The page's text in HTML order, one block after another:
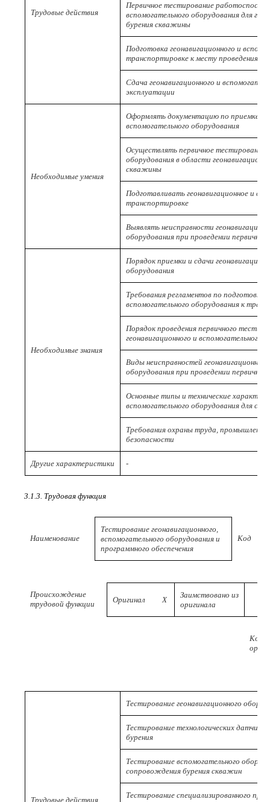
Трудовые действия
Первичное тестирование
вспомогательного оборудования для
бурения скважины
Подготовка геонавигационного и
транспортировке к месту проведения
Сдача геонавигационного и
эксплуатации
Необходимые умения
Оформлять документацию по приемке и
вспомогательного оборудования
Осуществлять первичное
оборудования в области
скважины
Подготавливать геонавигационное и
транспортировке
Выявлять неисправности
оборудования при проведении
Необходимые знания
Порядок приемки и сдачи
оборудования
Требования регламентов по подготовке
вспомогательного оборудования к
Порядок проведения первичного
геонавигационного и вспомогательного
Виды неисправностей
оборудования при проведении
Основные типы и технические
вспомогательного оборудования для
Требования охраны труда,
безопасности
Другие характеристики -
3.1.3. Трудовая функция
Наименование
Тестирование геонавигационного,
вспомогательного оборудования и
программного обеспечения
Код
Происхождение
трудовой функции
Оригинал X
Заимствовано из
оригинала
Код
Трудовые действия
Тестирование геонавигационного
Тестирование технологических
бурения
Тестирование вспомогательного
сопровождения бурения скважин
Тестирование специализированного